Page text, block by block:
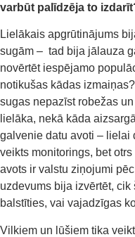
varbūt palīdzēja to
Lielākais apgrūtinājums
sugām – tad bija jālauza
novērtēt iespējamo
notikušas kādas
sugas nepazīst robežas
lielāka, nekā kāda
galvenie datu avoti – lielai
veikts monitorings, bet otrs
avots ir valstu ziņojumi
uzdevums bija izvērtēt,
balstīties, vai vajadzīgas
Vilkiem un lūšiem tika